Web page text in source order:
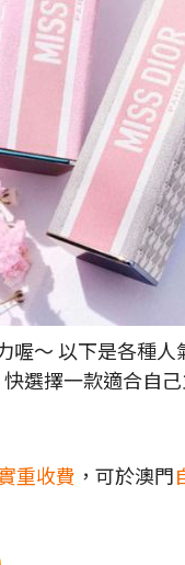
～ 以下是各種
選擇一款適合自
重收費 ，可於澳門